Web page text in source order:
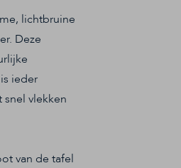
lichtbruine
Deze
ieder
vlekken
van de tafel